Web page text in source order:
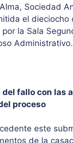
Sociedad
el dieciocho
la Sala
Administrativo.
fallo con las
proceso
este
de la